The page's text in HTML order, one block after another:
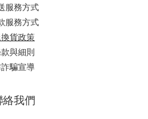
服務方式
服務方式
貨政策
與細則
騙宣導
絡我們